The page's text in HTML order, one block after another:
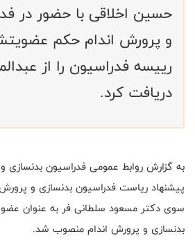
حسین اخلاقی با حضور در
و پرورش اندام حکم
رییسه فدراسیون را از
دریافت کرد.
به گزارش روابط عمومی فدراسیون بدنسازی و
پیشنهاد ریاست فدراسیون بدنسازی و
سوی دکتر مسعود سلطانی فر به عنوان
بدنسازی و پرورش اندام منصوب شد.